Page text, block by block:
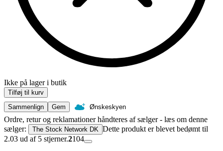
Ikke på lager i butik
Tilføj til kurv
Sammenlign
Gem Ønskeskyen
Ordre, retur og reklamationer håndteres af sælger - læs om denne
sælger:
The Stock Network DK Dette produkt er blevet bedømt til
2.03 ud af 5 stjerner.2104